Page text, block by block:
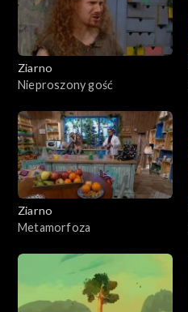
Ziarno
Nieproszony gość
Ziarno
Metamorfoza